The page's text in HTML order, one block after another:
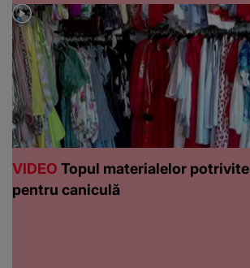
VIDEO Topul materialelor potrivite
pentru caniculă